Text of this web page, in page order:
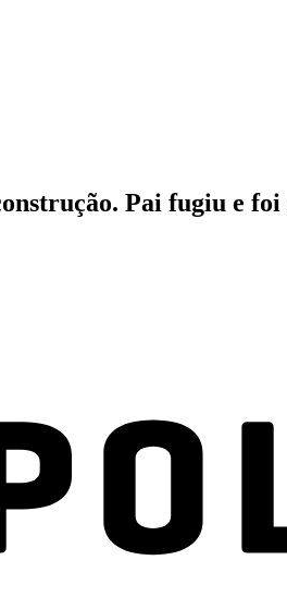
Pai fugiu e